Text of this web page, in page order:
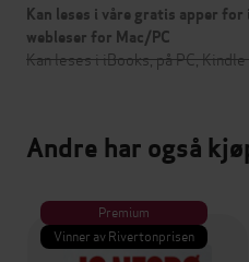
Kan leses i våre gratis apper
webleser for Mac/PC
Kan leses i iBooks, på PC,
Andre har også
Premium
Vinner av Rivertonprisen